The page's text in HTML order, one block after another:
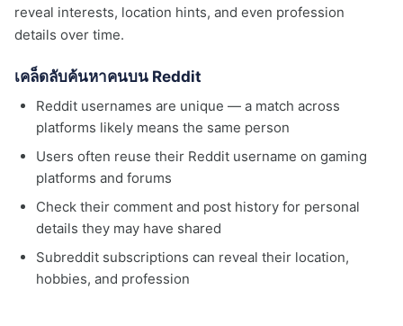
reveal interests, location hints, and even profession
details over time.
เคล็ดลับค้นหาคนบน Reddit
Reddit usernames are unique — a match across
platforms likely means the same person
Users often reuse their Reddit username on gaming
platforms and forums
Check their comment and post history for personal
details they may have shared
Subreddit subscriptions can reveal their location,
hobbies, and profession